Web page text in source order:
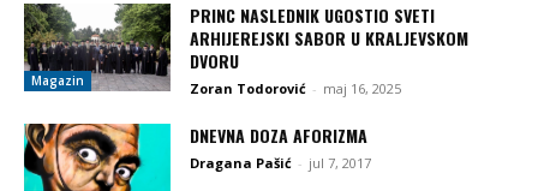
Magazin
PRINC NASLEDNIK UGOSTIO SVETI
ARHIJEREJSKI SABOR U KRALJEVSKOM
DVORU
Zoran Todorović - maj 16, 2025
DNEVNA DOZA AFORIZMA
Dragana Pašić - jul 7, 2017